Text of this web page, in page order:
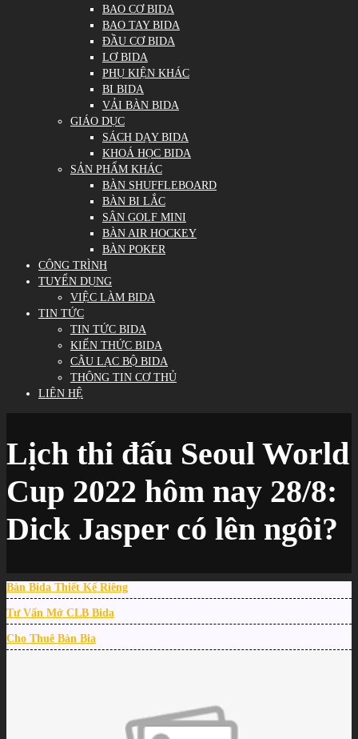
BAO CƠ BIDA
BAO TAY BIDA
ĐẦU CƠ BIDA
LƠ BIDA
PHỤ KIỆN KHÁC
BI BIDA
VẢI BÀN BIDA
GIÁO DỤC
SÁCH DẠY BIDA
KHOÁ HỌC BIDA
SẢN PHẨM KHÁC
BÀN SHUFFLEBOARD
BÀN BI LẮC
SÂN GOLF MINI
BÀN AIR HOCKEY
BÀN POKER
CÔNG TRÌNH
TUYỂN DỤNG
VIỆC LÀM BIDA
TIN TỨC
TIN TỨC BIDA
KIẾN THỨC BIDA
CÂU LẠC BỘ BIDA
THÔNG TIN CƠ THỦ
LIÊN HỆ
Lịch thi đấu Seoul World
Cup 2022 hôm nay 28/8:
Dick Jasper có lên ngôi?
Trang chủ /
TIN TỨC /
Lịch thi đấu Seoul World Cup 2022 hôm nay 28/8: Dick Jasper có lên ngôi?
Bàn Bida Thiết Kế Riêng
Tư Vấn Mở CLB Bida
Cho Thuê Bàn Bia